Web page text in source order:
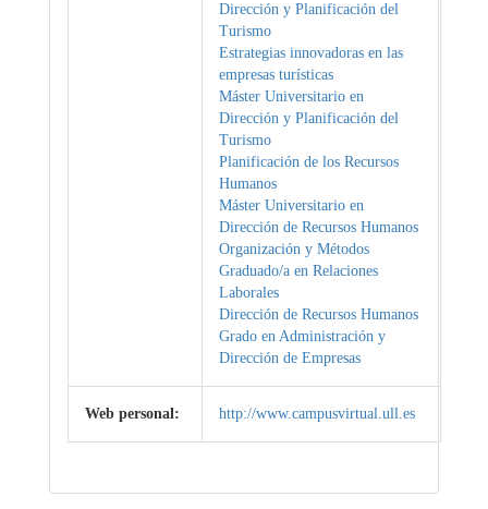
Dirección y Planificación del
Turismo
Estrategias innovadoras en las
empresas turísticas
Máster Universitario en
Dirección y Planificación del
Turismo
Planificación de los Recursos
Humanos
Máster Universitario en
Dirección de Recursos Humanos
Organización y Métodos
Graduado/a en Relaciones
Laborales
Dirección de Recursos Humanos
Grado en Administración y
Dirección de Empresas
Web personal: http://www.campusvirtual.ull.es